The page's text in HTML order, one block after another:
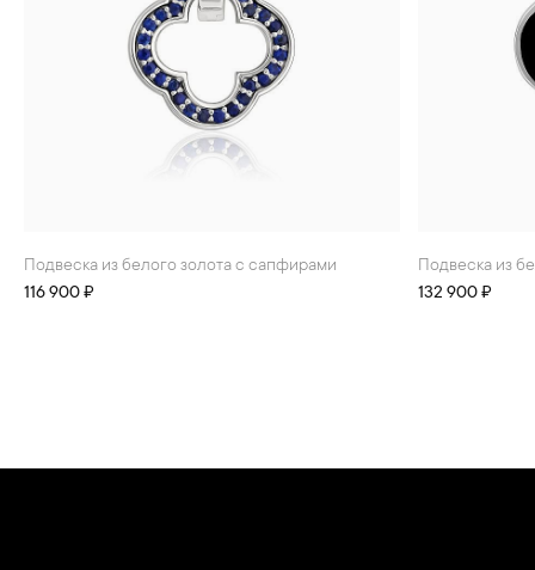
Подвеска из белого золота с сапфирами
116 900 ₽
Подвеска из
132 900 ₽